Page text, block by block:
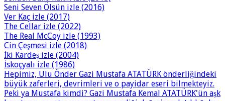
Seni Seven Ölsün izle (2016)
Ver Kaç izle (2017)
The Cellar izle (2022)
The Real McCoy izle (1993)
Cin Çeşmesi izle (2018)
İki Kardeş izle (2004)
İskoçyalı izle (1986)
Hepimiz, Ulu Önder Gazi Mustafa ATATÜRK önderliğindeki
büyük zaferleri, devrimleri ve o payidar eseri bilmekteyiz.
Peki ya Mustafa kimdi? Gazi Mustafa Kemal ATATÜRK'ün aşk